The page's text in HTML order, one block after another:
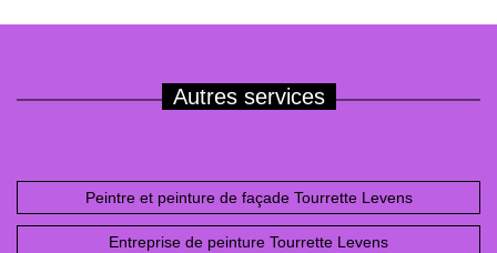
Autres services
Peintre et peinture de façade Tourrette Levens
Entreprise de peinture Tourrette Levens